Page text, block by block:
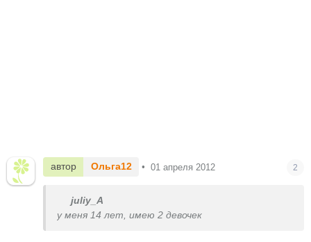
автор Ольга12 • 01 апреля 2012 2
juliy_A
у меня 14 лет, имею 2 девочек